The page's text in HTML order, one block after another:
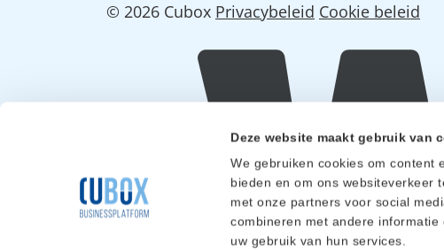
Deze website maakt gebruik van
We gebruiken cookies om content
bieden en om ons websiteverkeer
met onze partners voor social
combineren met andere
uw gebruik van hun services.
© 2026 Cubox Privacybeleid Cookie beleid
door